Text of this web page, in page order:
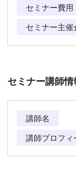
セミナー費用
セミナー主催
セミナー講師情
講師名
講師プロフィ